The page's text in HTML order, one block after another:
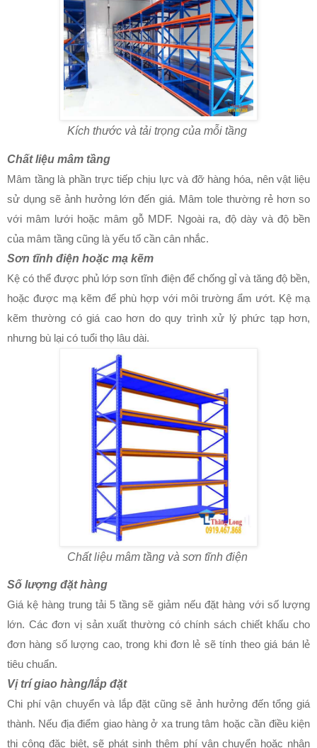
Kích thước và tải trọng của mỗi tầng
Chất liệu mâm tầng
Mâm tầng là phần trực tiếp chịu lực và đỡ hàng hóa, nên vật liệu
sử dụng sẽ ảnh hưởng lớn đến giá. Mâm tole thường rẻ hơn so
với mâm lưới hoặc mâm gỗ MDF. Ngoài ra, độ dày và độ bền
của mâm tầng cũng là yếu tố cần cân nhắc.
Sơn tĩnh điện hoặc mạ kẽm
Kệ có thể được phủ lớp sơn tĩnh điện để chống gỉ và tăng độ bền,
hoặc được mạ kẽm để phù hợp với môi trường ẩm ướt. Kệ mạ
kẽm thường có giá cao hơn do quy trình xử lý phức tạp hơn,
nhưng bù lại có tuổi thọ lâu dài.
Chất liệu mâm tầng và sơn tĩnh điện
Số lượng đặt hàng
Giá kệ hàng trung tải 5 tầng sẽ giảm nếu đặt hàng với số lượng
lớn. Các đơn vị sản xuất thường có chính sách chiết khấu cho
đơn hàng số lượng cao, trong khi đơn lẻ sẽ tính theo giá bán lẻ
tiêu chuẩn.
Vị trí giao hàng/lắp đặt
Chi phí vận chuyển và lắp đặt cũng sẽ ảnh hưởng đến tổng giá
thành. Nếu địa điểm giao hàng ở xa trung tâm hoặc cần điều kiện
thi công đặc biệt, sẽ phát sinh thêm phí vận chuyển hoặc nhân